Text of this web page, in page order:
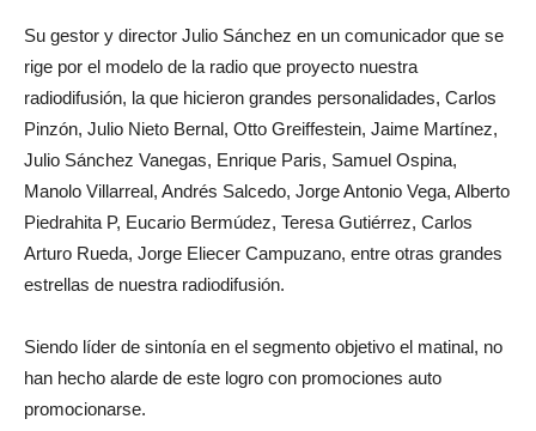
Su gestor y director Julio Sánchez en un comunicador que se
rige por el modelo de la radio que proyecto nuestra
radiodifusión, la que hicieron grandes personalidades, Carlos
Pinzón, Julio Nieto Bernal, Otto Greiffestein, Jaime Martínez,
Julio Sánchez Vanegas, Enrique Paris, Samuel Ospina,
Manolo Villarreal, Andrés Salcedo, Jorge Antonio Vega, Alberto
Piedrahita P, Eucario Bermúdez, Teresa Gutiérrez, Carlos
Arturo Rueda, Jorge Eliecer Campuzano, entre otras grandes
estrellas de nuestra radiodifusión.
Siendo líder de sintonía en el segmento objetivo el matinal, no
han hecho alarde de este logro con promociones auto
promocionarse.